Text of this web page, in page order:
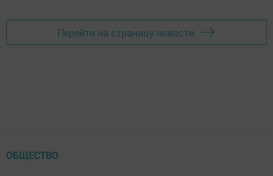
Перейти на страницу новости
ОБЩЕСТВО